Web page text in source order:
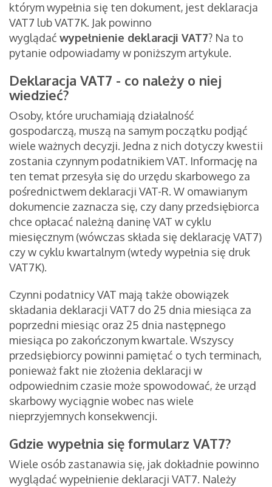
którym wypełnia się ten dokument, jest deklaracja
VAT7 lub VAT7K. Jak powinno
wyglądać wypełnienie deklaracji VAT7? Na to
pytanie odpowiadamy w poniższym artykule.
Deklaracja VAT7 - co należy o niej
wiedzieć?
Osoby, które uruchamiają działalność
gospodarczą, muszą na samym początku podjąć
wiele ważnych decyzji. Jedna z nich dotyczy kwestii
zostania czynnym podatnikiem VAT. Informację na
ten temat przesyła się do urzędu skarbowego za
pośrednictwem deklaracji VAT-R. W omawianym
dokumencie zaznacza się, czy dany przedsiębiorca
chce opłacać należną daninę VAT w cyklu
miesięcznym (wówczas składa się deklarację VAT7)
czy w cyklu kwartalnym (wtedy wypełnia się druk
VAT7K).
Czynni podatnicy VAT mają także obowiązek
składania deklaracji VAT7 do 25 dnia miesiąca za
poprzedni miesiąc oraz 25 dnia następnego
miesiąca po zakończonym kwartale. Wszyscy
przedsiębiorcy powinni pamiętać o tych terminach,
ponieważ fakt nie złożenia deklaracji w
odpowiednim czasie może spowodować, że urząd
skarbowy wyciągnie wobec nas wiele
nieprzyjemnych konsekwencji.
Gdzie wypełnia się formularz VAT7?
Wiele osób zastanawia się, jak dokładnie powinno
wyglądać wypełnienie deklaracji VAT7. Należy